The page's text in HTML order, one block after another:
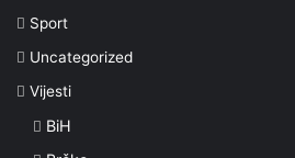
Sport
Uncategorized
Vijesti
BiH